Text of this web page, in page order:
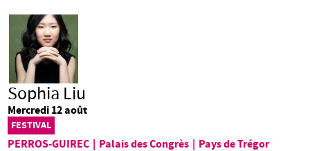
Sophia Liu
Mercredi 12 août
FESTIVAL
PERROS-GUIREC Palais des Congrès
Pays de Trégor